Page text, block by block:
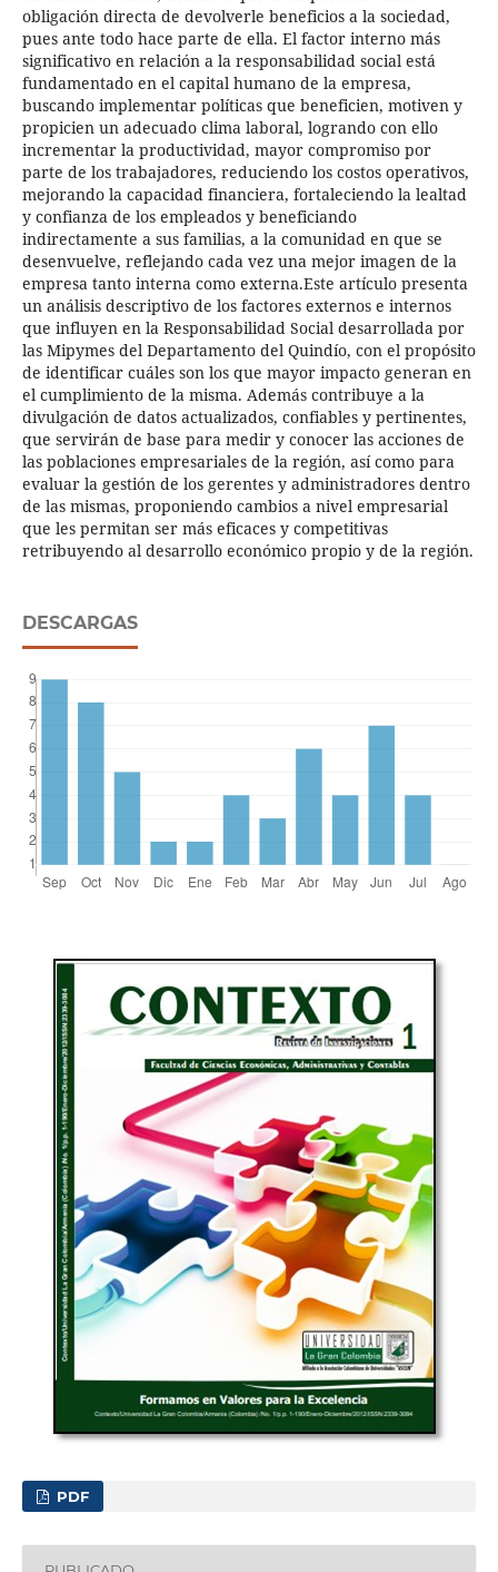
obligación directa de devolverle beneficios a la sociedad,
pues ante todo hace parte de ella. El factor interno más
significativo en relación a la responsabilidad social está
fundamentado en el capital humano de la empresa,
buscando implementar políticas que beneficien, motiven y
propicien un adecuado clima laboral, logrando con ello
incrementar la productividad, mayor compromiso por
parte de los trabajadores, reduciendo los costos operativos,
mejorando la capacidad financiera, fortaleciendo la lealtad
y confianza de los empleados y beneficiando
indirectamente a sus familias, a la comunidad en que se
desenvuelve, reflejando cada vez una mejor imagen de la
empresa tanto interna como externa.Este artículo presenta
un análisis descriptivo de los factores externos e internos
que influyen en la Responsabilidad Social desarrollada por
las Mipymes del Departamento del Quindío, con el propósito
de identificar cuáles son los que mayor impacto generan en
el cumplimiento de la misma. Además contribuye a la
divulgación de datos actualizados, confiables y pertinentes,
que servirán de base para medir y conocer las acciones de
las poblaciones empresariales de la región, así como para
evaluar la gestión de los gerentes y administradores dentro
de las mismas, proponiendo cambios a nivel empresarial
que les permitan ser más eficaces y competitivas
retribuyendo al desarrollo económico propio y de la región.
DESCARGAS
PDF